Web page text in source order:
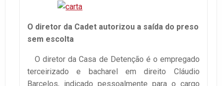
O diretor da Cadet autorizou a saída do preso
sem escolta
O diretor da Casa de Detenção é o empregado
terceirizado e bacharel em direito Cláudio
Barcelos, indicado pessoalmente para o cargo